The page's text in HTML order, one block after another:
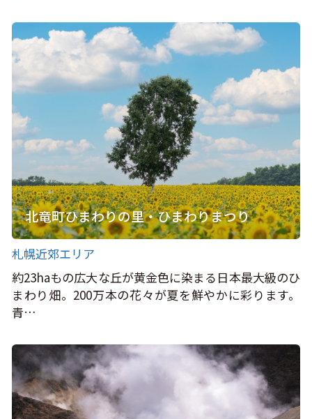
北竜町ひまわりの里・ひまわりまつり
札幌近郊エリア
約23haもの広大な丘が黄金色に染まる日本最大級のひ
まわり畑。200万本の花々が夏を鮮やかに彩ります。
青…